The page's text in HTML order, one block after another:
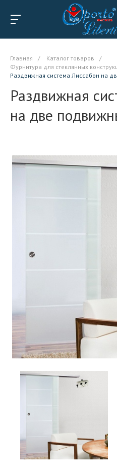
Главная / Каталог товаров
/
Фурнитура для стеклянных
Раздвижная система Лиссабон на
Раздвижная
на две